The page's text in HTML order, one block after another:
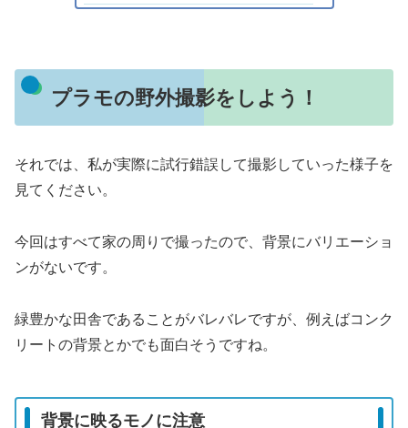
プラモの野外撮影をしよう！
それでは、私が実際に試行錯誤して撮影していった様子を
見てください。
今回はすべて家の周りで撮ったので、背景にバリエーショ
ンがないです。
緑豊かな田舎であることがバレバレですが、例えばコンク
リートの背景とかでも面白そうですね。
背景に映るモノに注意